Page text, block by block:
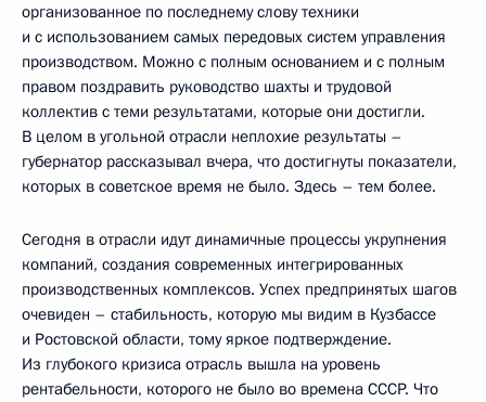
организованное по последнему слову техники
и с использованием самых передовых систем управления
производством. Можно с полным основанием и с полным
правом поздравить руководство шахты и трудовой
коллектив с теми результатами, которые они достигли.
В целом в угольной отрасли неплохие результаты –
губернатор рассказывал вчера, что достигнуты показатели,
которых в советское время не было. Здесь – тем более.
Сегодня в отрасли идут динамичные процессы укрупнения
компаний, создания современных интегрированных
производственных комплексов. Успех предпринятых шагов
очевиден – стабильность, которую мы видим в Кузбассе
и Ростовской области, тому яркое подтверждение.
Из глубокого кризиса отрасль вышла на уровень
рентабельности, которого не было во времена СССР. Что